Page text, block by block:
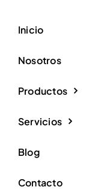
Inicio
Nosotros
Productos
Servicios
Blog
Contacto